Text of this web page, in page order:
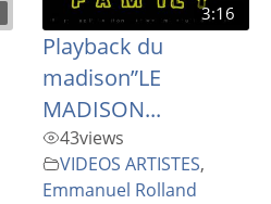
3:16
Playback du
madison”LE
MADISON...
43views
VIDEOS ARTISTES,
Emmanuel Rolland